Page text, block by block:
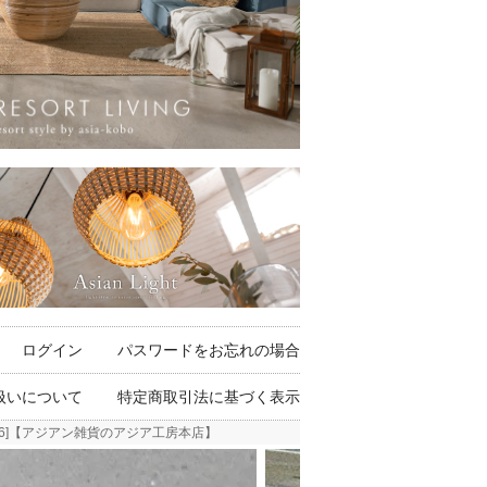
ログイン パスワードをお忘れの場合
いについて 特定商取引法に基づく表示
アジアン雑貨のアジア工房本店】